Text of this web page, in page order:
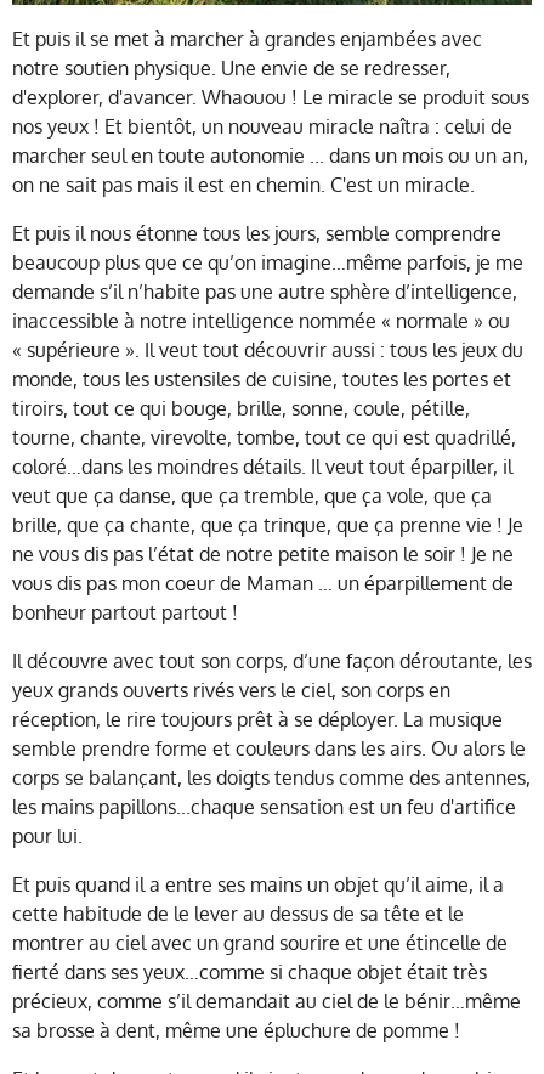
Et puis il se met à marcher à grandes enjambées avec
notre soutien physique. Une envie de se redresser,
d'explorer, d'avancer. Whaouou ! Le miracle se produit sous
nos yeux ! Et bientôt, un nouveau miracle naîtra : celui de
marcher seul en toute autonomie ... dans un mois ou un an,
on ne sait pas mais il est en chemin. C'est un miracle.
Et puis il nous étonne tous les jours, semble comprendre
beaucoup plus que ce qu’on imagine…même parfois, je me
demande s’il n’habite pas une autre sphère d’intelligence,
inaccessible à notre intelligence nommée « normale » ou
« supérieure ». Il veut tout découvrir aussi : tous les jeux du
monde, tous les ustensiles de cuisine, toutes les portes et
tiroirs, tout ce qui bouge, brille, sonne, coule, pétille,
tourne, chante, virevolte, tombe, tout ce qui est quadrillé,
coloré…dans les moindres détails. Il veut tout éparpiller, il
veut que ça danse, que ça tremble, que ça vole, que ça
brille, que ça chante, que ça trinque, que ça prenne vie ! Je
ne vous dis pas l’état de notre petite maison le soir ! Je ne
vous dis pas mon coeur de Maman … un éparpillement de
bonheur partout partout !
Il découvre avec tout son corps, d’une façon déroutante, les
yeux grands ouverts rivés vers le ciel, son corps en
réception, le rire toujours prêt à se déployer. La musique
semble prendre forme et couleurs dans les airs. Ou alors le
corps se balançant, les doigts tendus comme des antennes,
les mains papillons...chaque sensation est un feu d'artifice
pour lui.
Et puis quand il a entre ses mains un objet qu’il aime, il a
cette habitude de le lever au dessus de sa tête et le
montrer au ciel avec un grand sourire et une étincelle de
fierté dans ses yeux…comme si chaque objet était très
précieux, comme s’il demandait au ciel de le bénir…même
sa brosse à dent, même une épluchure de pomme !